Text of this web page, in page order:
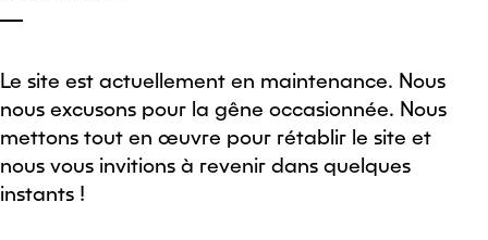
Le site est actuellement en maintenance. Nous
nous excusons pour la gêne occasionnée. Nous
mettons tout en œuvre pour rétablir le site et
nous vous invitions à revenir dans quelques
instants !